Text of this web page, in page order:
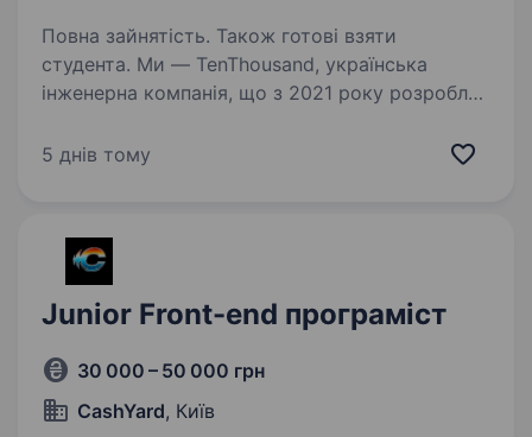
Повна зайнятість. Також готові взяти
студента. Ми — TenThousand, українська
інженерна компанія, що з 2021 року розробляє
Європи у сфері Fintech та Retail. Ми працюємо
5 днів тому
Junior Front-end програміст
30 000 – 50 000 грн
CashYard, Київ